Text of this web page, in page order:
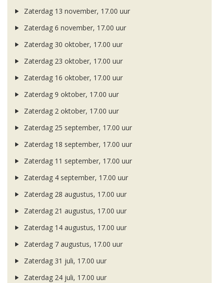
Zaterdag 13 november, 17.00 uur
Zaterdag 6 november, 17.00 uur
Zaterdag 30 oktober, 17.00 uur
Zaterdag 23 oktober, 17.00 uur
Zaterdag 16 oktober, 17.00 uur
Zaterdag 9 oktober, 17.00 uur
Zaterdag 2 oktober, 17.00 uur
Zaterdag 25 september, 17.00 uur
Zaterdag 18 september, 17.00 uur
Zaterdag 11 september, 17.00 uur
Zaterdag 4 september, 17.00 uur
Zaterdag 28 augustus, 17.00 uur
Zaterdag 21 augustus, 17.00 uur
Zaterdag 14 augustus, 17.00 uur
Zaterdag 7 augustus, 17.00 uur
Zaterdag 31 juli, 17.00 uur
Zaterdag 24 juli, 17.00 uur